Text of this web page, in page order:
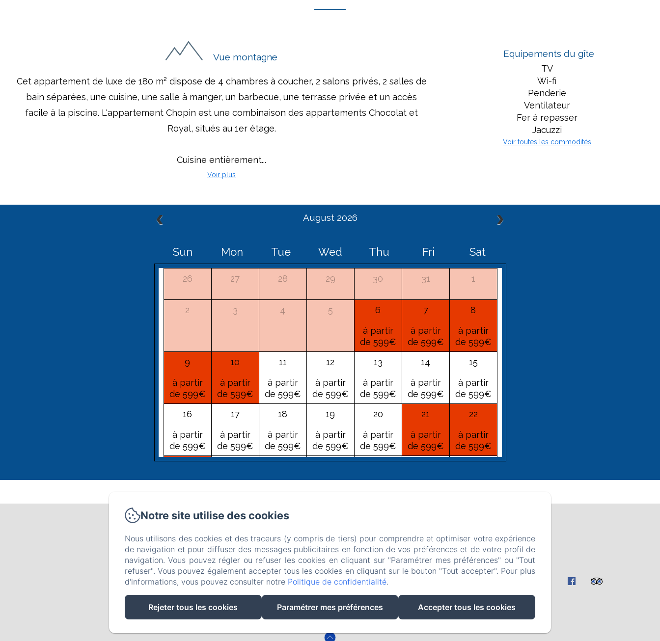
Vue montagne
Cet appartement de luxe de 180 m² dispose de 4 chambres à coucher, 2 salons privés, 2 salles de
bain séparées, une cuisine, une salle à manger, un barbecue, une terrasse privée et un accès
facile à la piscine. L'appartement Chopin est une combinaison des appartements Chocolat et
Royal, situés au 1er étage.
Cuisine entièrement...
Voir plus
Equipements du gîte
TV
Wi-fi
Penderie
Ventilateur
Fer à repasser
Jacuzzi
Voir toutes les commodités
August 2026
Sun Mon Tue Wed Thu Fri Sat
26 27 28 29 30 31 1
2 3 4 5 6 7
8
à partir
de 599€
à partir
de 599€
à partir
de 599€
9
10 11 12 13 14
15
à partir
de 599€
à partir
de 599€
à partir
de 599€
à partir
de 599€
à partir
de 599€
à partir
de 599€
à partir
de 599€
16
17 18 19 20 21
22
à partir
de 599€
à partir
de 599€
à partir
de 599€
à partir
de 599€
à partir
de 599€
à partir
de 599€
à partir
de 599€
30
31 1
à partir
de 599€
à partir
de 599€
à partir
de 599€
à partir
de 599€
à partir
de 599€
à partir
de 599€
à partir
de 599€
8 montée des Aulagniers, Vals les Bains Téléphone: + 33 (0)6 15 04 01 68
villa.aimee@hotmail.com
Accueil
Chambres & Appartements
Les séjours bien-être
Loisirs et activités
Événements Contact
FR
Notre site utilise des cookies
Nous utilisons des cookies et des traceurs (y compris de tiers) pour comprendre et optimiser votre expérience
de navigation et pour diffuser des messages publicitaires en fonction de vos préférences et de votre profil de
navigation. Vous pouvez régler ou refuser les cookies en cliquant sur "Paramétrer mes préférences" ou "Tout
refuser". Vous pouvez également accepter tous les cookies en cliquant sur le bouton "Tout accepter". Pour plus
d'informations, vous pouvez consulter notre Politique de confidentialité.
Rejeter tous les cookies Paramétrer mes préférences Accepter tous les cookies